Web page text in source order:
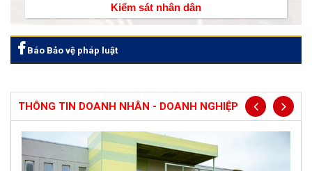
Kiểm sát nhân dân
Báo Bảo vệ pháp luật
THÔNG TIN DOANH NHÂN - DOANH NGHIỆP